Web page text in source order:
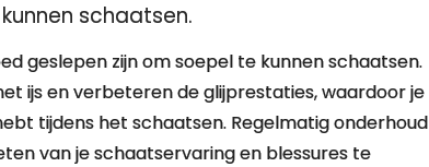
schaatsen.
geslepen zijn om soepel te kunnen schaatsen.
ijs en verbeteren de glijprestaties, waardoor je
tijdens het schaatsen. Regelmatig onderhoud
van je schaatservaring en blessures te